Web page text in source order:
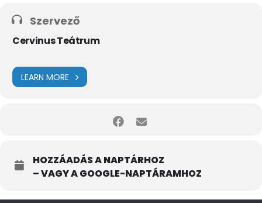
Szervező
Cervinus Teátrum
LEARN MORE
HOZZÁADÁS A NAPTÁRHOZ
– VAGY A GOOGLE-NAPTÁRAMHOZ